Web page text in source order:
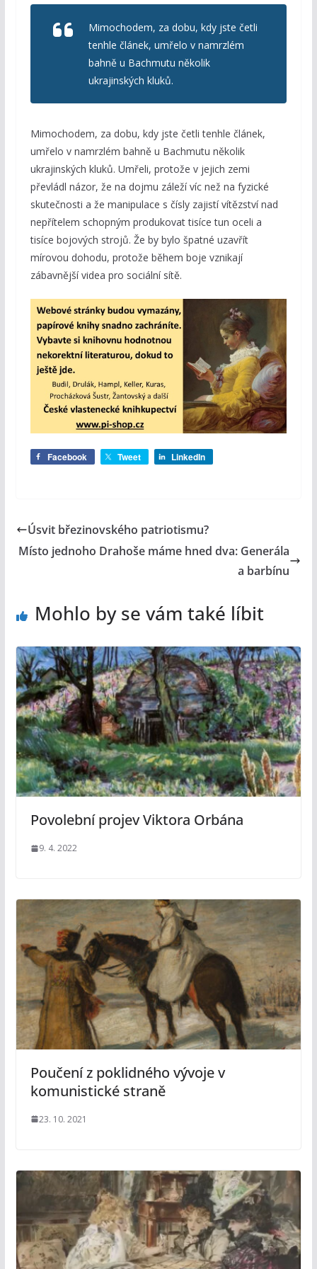
Mimochodem, za dobu, kdy jste četli
tenhle článek, umřelo v namrzlém
bahně u Bachmutu několik
ukrajinských kluků.
Mimochodem, za dobu, kdy jste četli tenhle článek,
umřelo v namrzlém bahně u Bachmutu několik
ukrajinských kluků. Umřeli, protože v jejich zemi
převládl názor, že na dojmu záleží víc než na fyzické
skutečnosti a že manipulace s čísly zajistí vítězství nad
nepřítelem schopným produkovat tisíce tun oceli a
tisíce bojových strojů. Že by bylo špatné uzavřít
mírovou dohodu, protože během boje vznikají
zábavnější videa pro sociální sítě.
Facebook Tweet LinkedIn
Úsvit březinovského patriotismu?
Místo jednoho Drahoše máme hned dva: Generála
a barbínu
Mohlo by se vám také líbit
Povolební projev Viktora Orbána
9. 4. 2022
Poučení z poklidného vývoje v
komunistické straně
23. 10. 2021